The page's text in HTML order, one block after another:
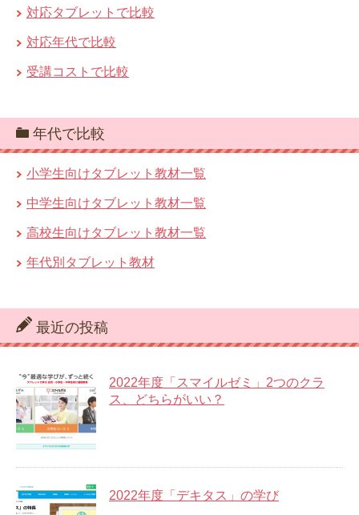
対応タブレットで比較
対応年代で比較
受講コストで比較
年代で比較
小学生向けタブレット教材一覧
中学生向けタブレット教材一覧
高校生向けタブレット教材一覧
年代別タブレット教材
最近の投稿
2022年度「スマイルゼミ」2つのクラ
ス、どちらがいい？
2022年度「デキタス」の学び